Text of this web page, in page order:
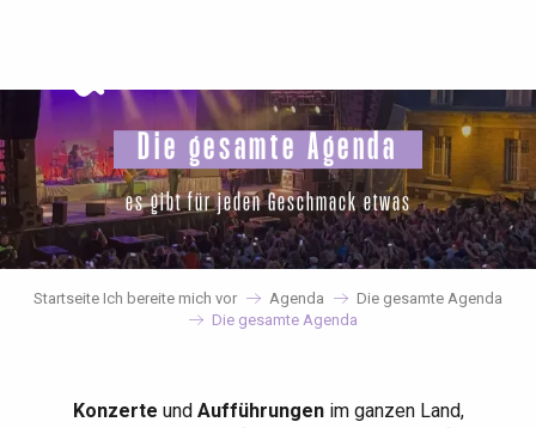
principal
Die gesamte Agenda
es gibt für jeden Geschmack etwas
Startseite Ich bereite mich vor Agenda
Die gesamte Agenda
Die gesamte Agenda
Konzerte und Aufführungenim ganzen Land,